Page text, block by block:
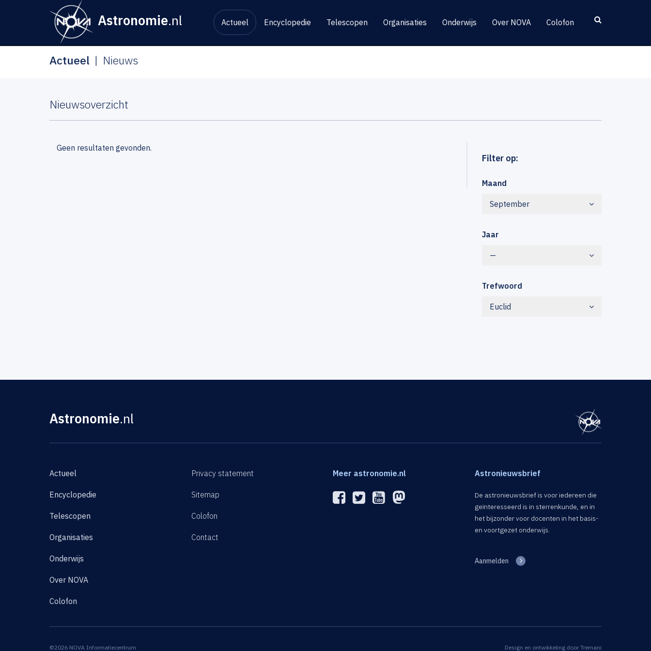
Astronomie.nl Actueel Encyclopedie Telescopen Organisaties Onderwijs Over NOVA Colofon
Actueel Nieuws
Nieuwsoverzicht
Filter op:
Maand
September
Jaar
—
Trefwoord
Euclid
Geen resultaten gevonden.
Astronomie.nl
Actueel
Encyclopedie
Telescopen
Organisaties
Onderwijs
Over NOVA
Colofon
Privacy statement
Sitemap
Colofon
Contact
Meer astronomie.nl Astronieuwsbrief
De astronieuwsbrief is voor iedereen die
geïnteresseerd is in sterrenkunde, en in
het bijzonder voor docenten in het basis-
en voortgezet onderwijs.
Aanmelden
©2026 NOVA Informatiecentrum Design en ontwikkeling door Tremani